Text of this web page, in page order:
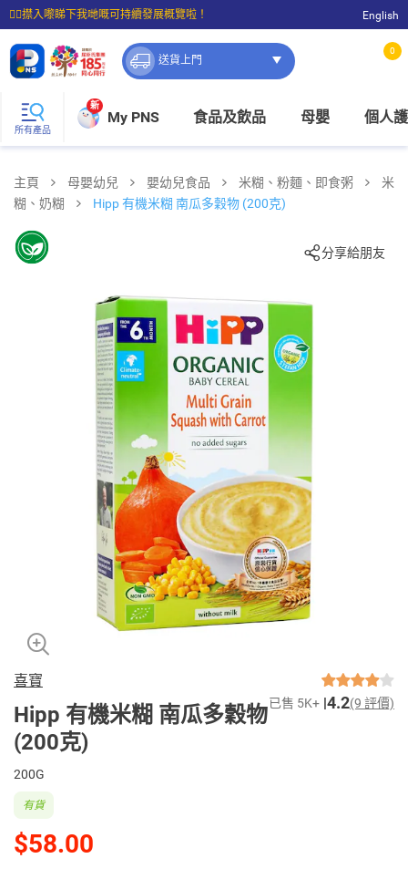
☝🏼㩒入嚟睇下我哋嘅可持續發展概覽啦！
⭐購物滿$399即享免費送貨；滿$100即可免費店取。
English
送貨上門
0
所有產品
新
My PNS 食品及飲品 母嬰 個人
主頁 母嬰幼兒 嬰幼兒食品 米糊、粉麵、即食粥
米
糊、奶糊
Hipp 有機米糊 南瓜多穀物 (200克)
分享給朋友
喜寶
Hipp 有機米糊 南瓜多穀物
(200克)
已售 5K+ 4.2(9 評價)
200G
$58.00
有貨